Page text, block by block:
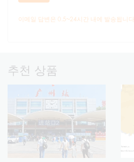
이메일 답변은 0.5~24시간 내에 발송됩니다.
추천 상품